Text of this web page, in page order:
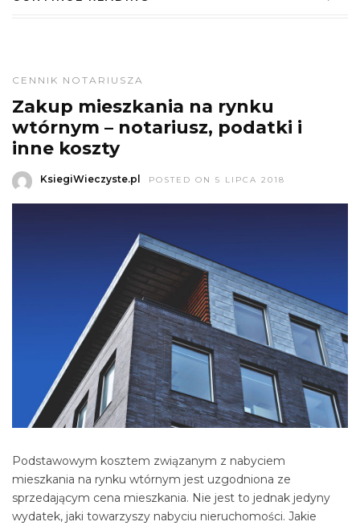
CENNIK NOTARIUSZA
Zakup mieszkania na rynku
wtórnym – notariusz, podatki i
inne koszty
KsiegiWieczyste.pl POSTED ON 5 LIPCA 2018
Podstawowym kosztem związanym z nabyciem
mieszkania na rynku wtórnym jest uzgodniona ze
sprzedającym cena mieszkania. Nie jest to jednak jedyny
wydatek, jaki towarzyszy nabyciu nieruchomości. Jakie